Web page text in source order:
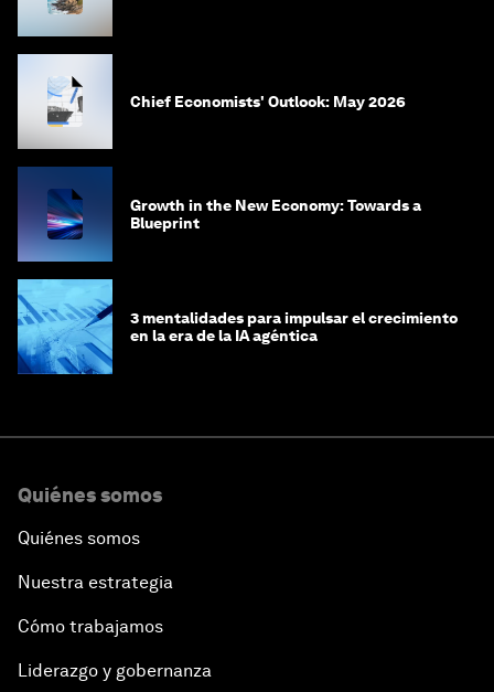
Chief Economists' Outlook: May 2026
Growth in the New Economy: Towards a
Blueprint
3 mentalidades para impulsar el crecimiento
en la era de la IA agéntica
Quiénes somos
Quiénes somos
Nuestra estrategia
Cómo trabajamos
Liderazgo y gobernanza